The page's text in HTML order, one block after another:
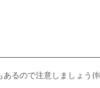
あるので注意しましょう(